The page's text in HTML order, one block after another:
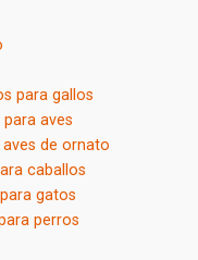
para gallos
aves
de ornato
caballos
gatos
perros